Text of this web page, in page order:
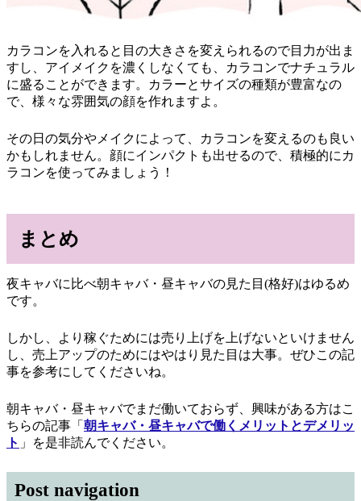
カラコンを入れると目の大きさを変えられるので目力が出ま
すし、アイメイクを濃くしなくても、カラコンでナチュラル
に盛ることができます。カラーとサイズの種類が豊富なの
で、様々な雰囲気の顔を作れますよ。
その日の気分やメイクによって、カラコンを変えるのも良い
かもしれません。顔にインパクトも出せるので、積極的にカ
ラコンを使ってみましょう！
まとめ
夜キャバに比べ朝キャバ・昼キャバの見た目(格好)はゆるめ
です。
しかし、より稼ぐためには売り上げを上げないといけません
し、売上アップのためにはやはり見た目は大事。ぜひこの記
事を参考にしてくださいね。
朝キャバ・昼キャバでまだ働いておらず、興味がある方はこ
ちらの記事「 朝キャバ・昼キャバで働くメリットとデメリッ
ト 」を是非読んでください。
Post navigation